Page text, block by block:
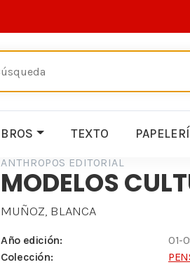
TEXTO
ANTHROPOS EDITORIAL
MODELOS
MUÑOZ, BLANCA
Año edición:
01-
Colección: